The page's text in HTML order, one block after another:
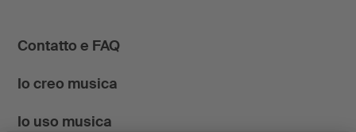
Contatto e FAQ
Io creo musica
Io uso musica